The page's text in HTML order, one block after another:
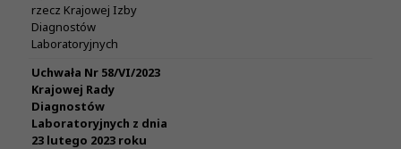
rzecz Krajowej Izby
Diagnostów
Laboratoryjnych
Uchwała Nr 58/VI/2023
Krajowej Rady
Diagnostów
Laboratoryjnych z dnia
23 lutego 2023 roku